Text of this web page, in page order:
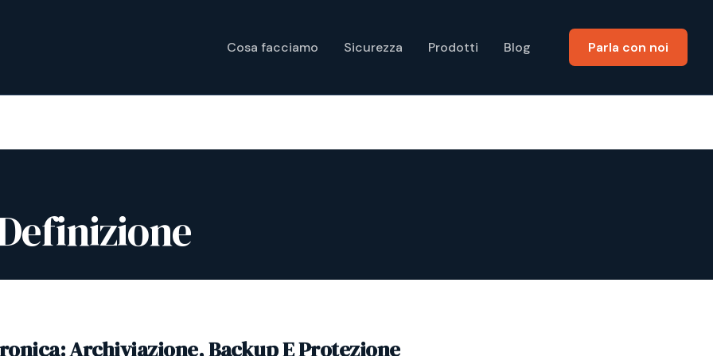
Cosa facciamo Sicurezza Prodotti Blog Parla con noi
Archiviazione, Backup E Protezione